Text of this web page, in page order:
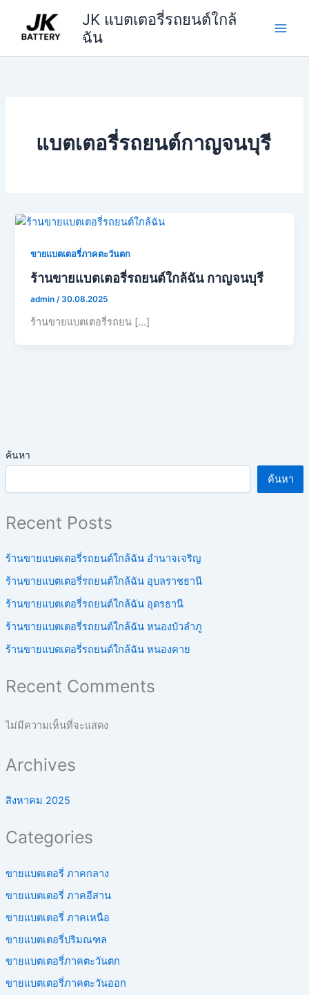
content
JK แบตเตอรี่รถยนต์ใกล้
ฉัน
ค้นหา
ค้นหา
Recent Posts
ร้านขายแบตเตอรี่รถยนต์ใกล้ฉัน อำนาจเจริญ
ร้านขายแบตเตอรี่รถยนต์ใกล้ฉัน อุบลราชธานี
ร้านขายแบตเตอรี่รถยนต์ใกล้ฉัน อุดรธานี
ร้านขายแบตเตอรี่รถยนต์ใกล้ฉัน หนองบัวลำภู
ร้านขายแบตเตอรี่รถยนต์ใกล้ฉัน หนองคาย
Recent Comments
ไม่มีความเห็นที่จะแสดง
Archives
สิงหาคม 2025
Categories
ขายแบตเตอรี่ ภาคกลาง
ขายแบตเตอรี่ ภาคอีสาน
ขายแบตเตอรี่ ภาคเหนือ
ขายแบตเตอรี่ปริมณฑล
ขายแบตเตอรี่ภาคตะวันตก
ขายแบตเตอรี่ภาคตะวันออก
แบตเตอรี่รถยนต์กาญจนบุรี
ขายแบตเตอรี่ภาคตะวันตก
ร้านขายแบตเตอรี่รถยนต์ใกล้ฉัน กาญจนบุรี
admin /30.08.2025
ร้านขายแบตเตอรี่รถยน […]